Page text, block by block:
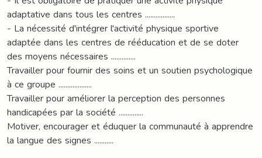
adaptative dans tous les centres .................
- La nécessité d'intégrer l'activité physique sportive
adaptée dans les centres de rééducation et de se doter
des moyens nécessaires ..............
Travailler pour fournir des soins et un soutien psychologique
à ce groupe ...................
Travailler pour améliorer la perception des personnes
handicapées par la société ..............
Motiver, encourager et éduquer la communauté à apprendre
la langue des signes ...........